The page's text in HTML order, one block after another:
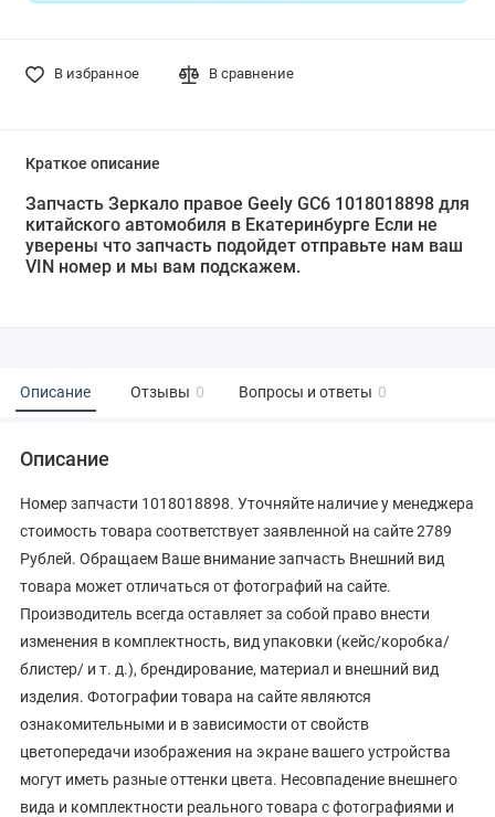
В избранное В сравнение
Краткое описание
Запчасть Зеркало правое Geely GC6 1018018898 для
китайского автомобиля в Екатеринбурге Если не
уверены что запчасть подойдет отправьте нам ваш
VIN номер и мы вам подскажем.
Описание Отзывы 0 Вопросы и ответы 0
Описание
Номер запчасти 1018018898. Уточняйте наличие у менеджера
стоимость товара соответствует заявленной на сайте 2789
Рублей. Обращаем Ваше внимание запчасть Внешний вид
товара может отличаться от фотографий на сайте.
Производитель всегда оставляет за собой право внести
изменения в комплектность, вид упаковки (кейс/коробка/
блистер/ и т. д.), брендирование, материал и внешний вид
изделия. Фотографии товара на сайте являются
ознакомительными и в зависимости от свойств
цветопередачи изображения на экране вашего устройства
могут иметь разные оттенки цвета. Несовпадение внешнего
вида и комплектности реального товара с фотографиями и